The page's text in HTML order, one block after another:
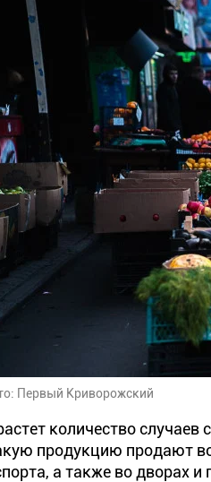
Первый Криворожский
количество
продукцию продают
а также во дворах